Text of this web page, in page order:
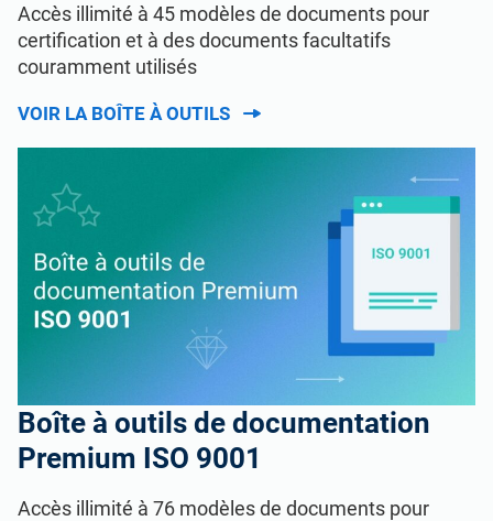
Accès illimité à 45 modèles de documents pour
certification et à des documents facultatifs
couramment utilisés
VOIR LA BOÎTE À OUTILS
Boîte à outils de documentation
Premium ISO 9001
Accès illimité à 76 modèles de documents pour